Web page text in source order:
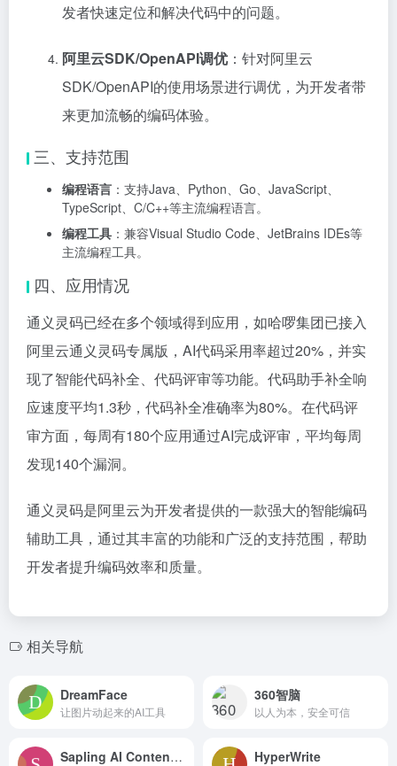
发者快速定位和解决代码中的问题。
阿里云SDK/OpenAPI调优：针对阿里云
SDK/OpenAPI的使用场景进行调优，为开发者带
来更加流畅的编码体验。
三、支持范围
编程语言 ：支持Java、Python、Go、JavaScript、
TypeScript、C/C++等主流编程语言。
编程工具 ：兼容Visual Studio Code、JetBrains IDEs等
主流编程工具。
四、应用情况
通义灵码已经在多个领域得到应用，如哈啰集团已接入
阿里云通义灵码专属版，AI代码采用率超过20%，并实
现了智能代码补全、代码评审等功能。代码助手补全响
应速度平均1.3秒，代码补全准确率为80%。在代码评
审方面，每周有180个应用通过AI完成评审，平均每周
发现140个漏洞。
通义灵码是阿里云为开发者提供的一款强大的智能编码
辅助工具，通过其丰富的功能和广泛的支持范围，帮助
开发者提升编码效率和质量。
相关导航
DreamFace
让图片动起来的AI工具
360智脑
以人为本，安全可信
Sapling AI Content Detector HyperWrite